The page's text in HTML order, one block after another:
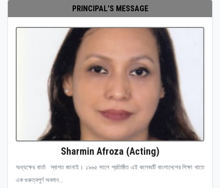
PRINCIPAL'S MESSAGE
Sharmin Afroza (Acting)
অধ্যক্ষের বার্তা স্বাগত জানাই। ১৯৬৫ সালে প্রতিষ্ঠিত এই কলেজটি বাংলাদেশের শিক্ষা খাতে
এক গুরুত্বপূর্ণ অবদান...